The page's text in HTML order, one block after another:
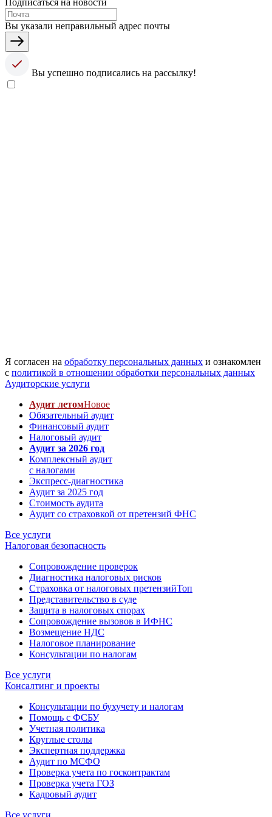
Вы указали неправильный адрес почты
Вы успешно подписались на рассылку!
Я согласен на обработку персональных данных и ознакомлен
с политикой в отношении обработки персональных данных
Аудиторские услуги
Аудит летомНовое
Обязательный аудит
Финансовый аудит
Налоговый аудит
Аудит за 2026 год
Комплексный аудит
с налогами
Экспресс-диагностика
Аудит за 2025 год
Стоимость аудита
Аудит со страховкой от претензий ФНС
Все услуги
Налоговая безопасность
Сопровождение проверок
Диагностика налоговых рисков
Страховка от налоговых претензийТоп
Представительство в суде
Защита в налоговых спорах
Сопровождение вызовов в ИФНС
Возмещение НДС
Налоговое планирование
Консультации по налогам
Все услуги
Консалтинг и проекты
Консультации по бухучету и налогам
Помощь с ФСБУ
Учетная политика
Круглые столы
Экспертная поддержка
Аудит по МСФО
Проверка учета по госконтрактам
Проверка учета ГОЗ
Кадровый аудит
Все услуги